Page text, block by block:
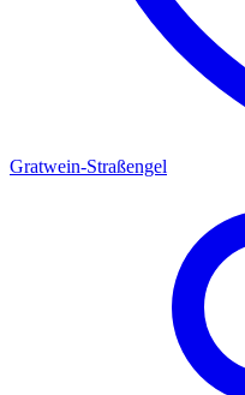
Gratwein-Straßengel